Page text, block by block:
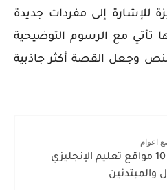
للإشارة إلى مفردات جديدة
تأتي مع الرسوم التوضيحية
وجعل القصة أكثر جاذبية
اعوام
أفضل 10 مواقع تعليم الإنجليزي
والمبتدئين